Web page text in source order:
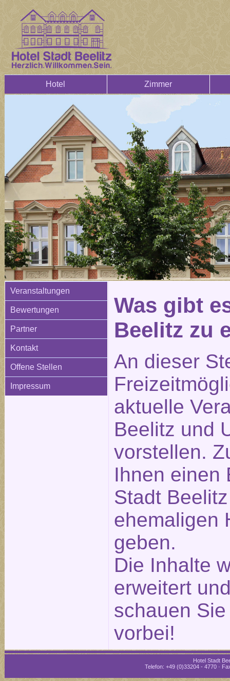
Hotel Zimmer
Veranstaltungen
Bewertungen
Partner
Kontakt
Offene Stellen
Impressum
Was gibt
Beelitz zu
An dieser
aktuelle
Beelitz und
vorstellen.
Ihnen einen
Stadt
ehemaligen
geben.
Die Inhalte
erweitert
schauen
vorbei!
Hotel Stadt
Telefon: +49 (0)33204 - 4770 ·